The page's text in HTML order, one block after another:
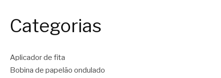
Categorias
Aplicador de fita
Bobina de papelão ondulado